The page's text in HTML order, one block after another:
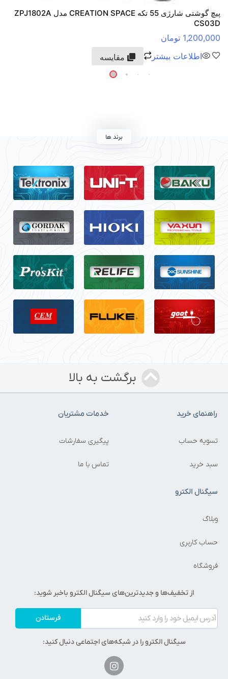
پیچ گوشتی شارژی 55 تکه CREATION SPACE مدل ZPJ1802A
CS03D
1,200,000 تومان
اطلاعات بیشتر
مقایسه
برند ها
برگشت به بالا
راهنمای خرید
تسویه حساب
سبد خرید
خدمات مشتریان
پیگیری سفارشات
تماس با ما
سیگنال الکترو
وبلاگ
حساب کاربری
فروشگاه
از تخفیف‌ها و جدیدترین‌های سیگنال الکترو باخبر شوید:
فرستادن
سیگنال الکترو را در شبکه‌های اجتماعی دنبال کنید: